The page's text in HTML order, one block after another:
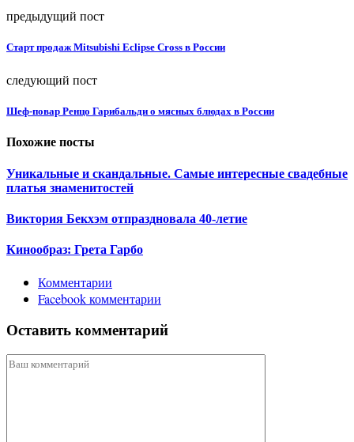
предыдущий пост
Старт продаж Mitsubishi Eclipse Cross в России
следующий пост
Шеф-повар Ренцо Гарибальди о мясных блюдах в России
Похожие посты
Уникальные и скандальные. Самые интересные свадебные
платья знаменитостей
Виктория Бекхэм отпраздновала 40-летие
Кинообраз: Грета Гарбо
Комментарии
Facebook комментарии
Оставить комментарий